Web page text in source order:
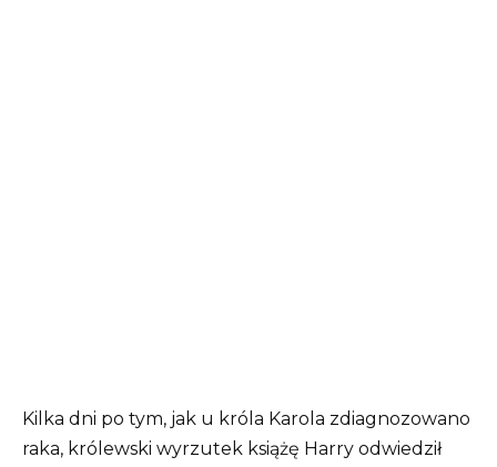
Kilka dni po tym, jak u króla Karola zdiagnozowano
raka, królewski wyrzutek książę Harry odwiedził